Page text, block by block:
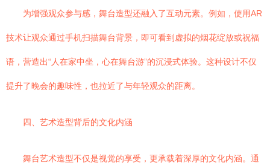
为增强观众参与感，舞台造型还融入了互动元素。例如，使用AR
技术让观众通过手机扫描舞台背景，即可看到虚拟的烟花绽放或祝福
语，营造出“人在家中坐，心在舞台游”的沉浸式体验。这种设计不仅
提升了晚会的趣味性，也拉近了与年轻观众的距离。
四、艺术造型背后的文化内涵
舞台艺术造型不仅是视觉的享受，更承载着深厚的文化内涵。通